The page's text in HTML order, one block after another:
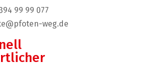
99 99 077
weg.de